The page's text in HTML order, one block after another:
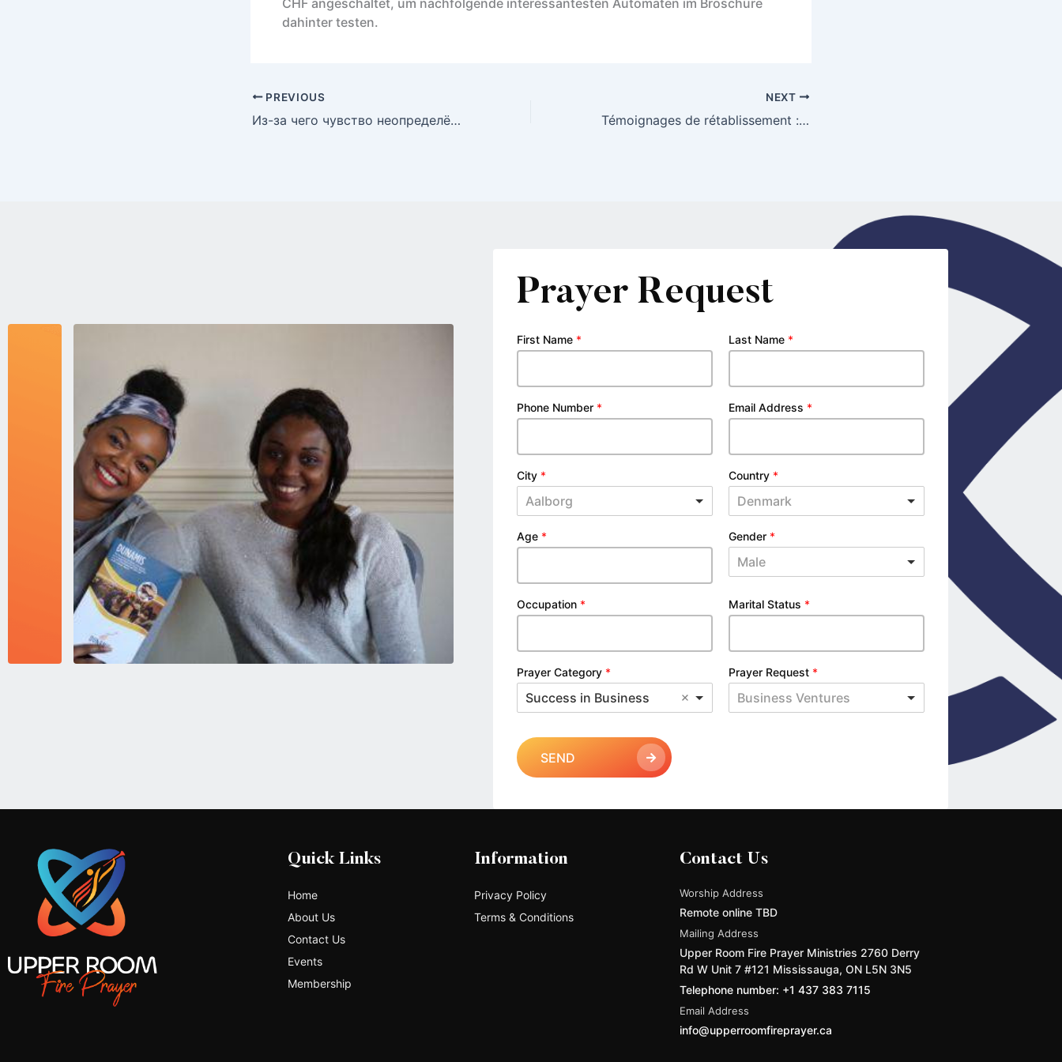
CHF angeschaltet, um nachfolgende interessantesten Automaten im Broschüre
dahinter testen.
PREVIOUS
Из-за чего чувство неопределённости так волнует
NEXT
Témoignages de rétablissement : comment les tours gratuits façonnent l’avenir du soutien aux joueurs à risque
Prayer Request
First Name * Last Name *
Phone Number * Email Address *
City *
Aalborg
Country *
Denmark
Age * Gender *
Male
Occupation * Marital Status *
Prayer Category *
Success in Business
Prayer Request *
Business Ventures
SEND
Quick Links
Home
About Us
Contact Us
Events
Membership
Information
Privacy Policy
Terms & Conditions
Contact Us
Worship Address
Remote online TBD
Mailing Address
Upper Room Fire Prayer Ministries 2760 Derry
Rd W Unit 7 #121 Mississauga, ON L5N 3N5
Telephone number: +1 437 383 7115
Email Address
info@upperroomfireprayer.ca